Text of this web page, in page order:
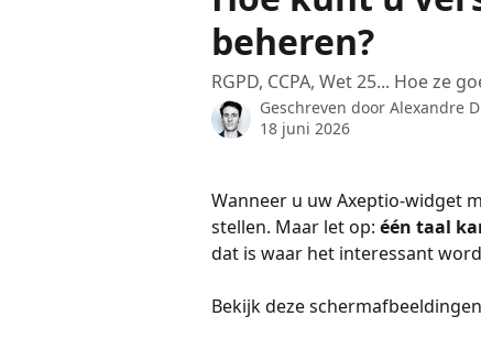
beheren?
RGPD, CCPA, Wet 25... Hoe ze
Geschreven door Alexandre
18 juni 2026
Wanneer u uw Axeptio-widget
stellen. Maar let op: één taal
dat is waar het interessant
Bekijk deze schermafbeeldingen